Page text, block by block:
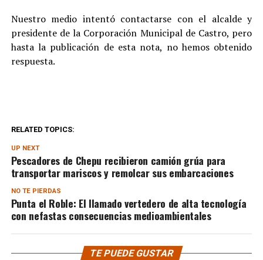
Nuestro medio intentó contactarse con el alcalde y
presidente de la Corporación Municipal de Castro, pero
hasta la publicación de esta nota, no hemos obtenido
respuesta.
RELATED TOPICS:
UP NEXT
Pescadores de Chepu recibieron camión grúa para
transportar mariscos y remolcar sus embarcaciones
NO TE PIERDAS
Punta el Roble: El llamado vertedero de alta tecnología
con nefastas consecuencias medioambientales
TE PUEDE GUSTAR